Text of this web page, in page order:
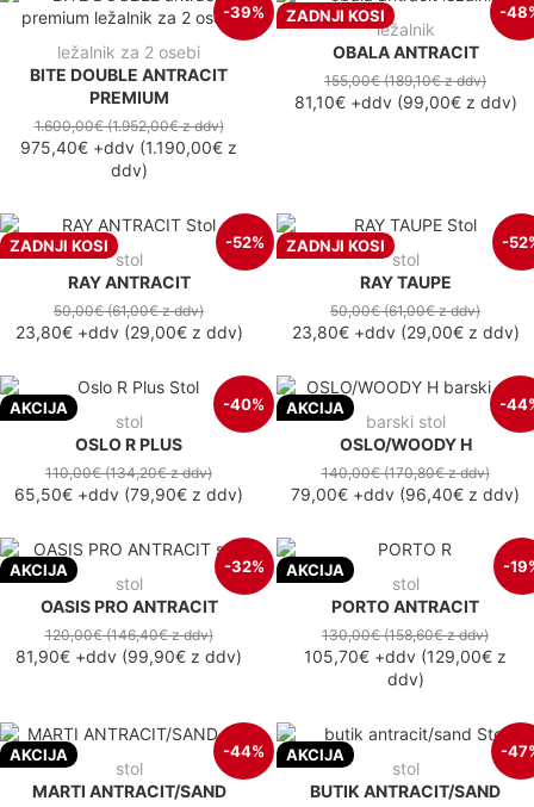
-39%
ležalnik za 2 osebi
BITE DOUBLE ANTRACIT
PREMIUM
1.600,00€(1.952,00€z ddv)
975,40€ +ddv (1.190,00€ z
ddv)
ZADNJI KOSI -
ležalnik
OBALA ANTRACIT
155,00€(189,10€z ddv)
81,10€+ddv(99,00€z ddv)
ZADNJI KOSI -52%
stol
RAY ANTRACIT
50,00€(61,00€z ddv)
23,80€+ddv(29,00€z ddv)
ZADNJI KOSI -
stol
RAY TAUPE
50,00€(61,00€z ddv)
23,80€+ddv(29,00€z ddv)
AKCIJA -40%
stol
OSLO R PLUS
110,00€(134,20€z ddv)
65,50€ +ddv (79,90€ z ddv)
AKCIJA -
barski stol
OSLO/WOODY H
140,00€(170,80€z ddv)
79,00€ +ddv (96,40€ z ddv)
AKCIJA -32%
stol
OASIS PRO ANTRACIT
120,00€(146,40€z ddv)
81,90€ +ddv (99,90€ z ddv)
AKCIJA -
stol
PORTO ANTRACIT
130,00€(158,60€z ddv)
105,70€ +ddv (129,00€ z
ddv)
AKCIJA -44%
stol
MARTI ANTRACIT/SAND
AKCIJA -
stol
BUTIK ANTRACIT/SAND